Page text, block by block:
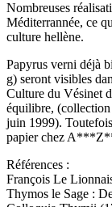
Nombreuses
Méditerrannée, ce
culture hellène.
Papyrus verni déjà
g) seront visibles
Culture du Vésinet
équilibre,
juin 1999).
papier chez
Références :
François Le
Thymos le Sage :